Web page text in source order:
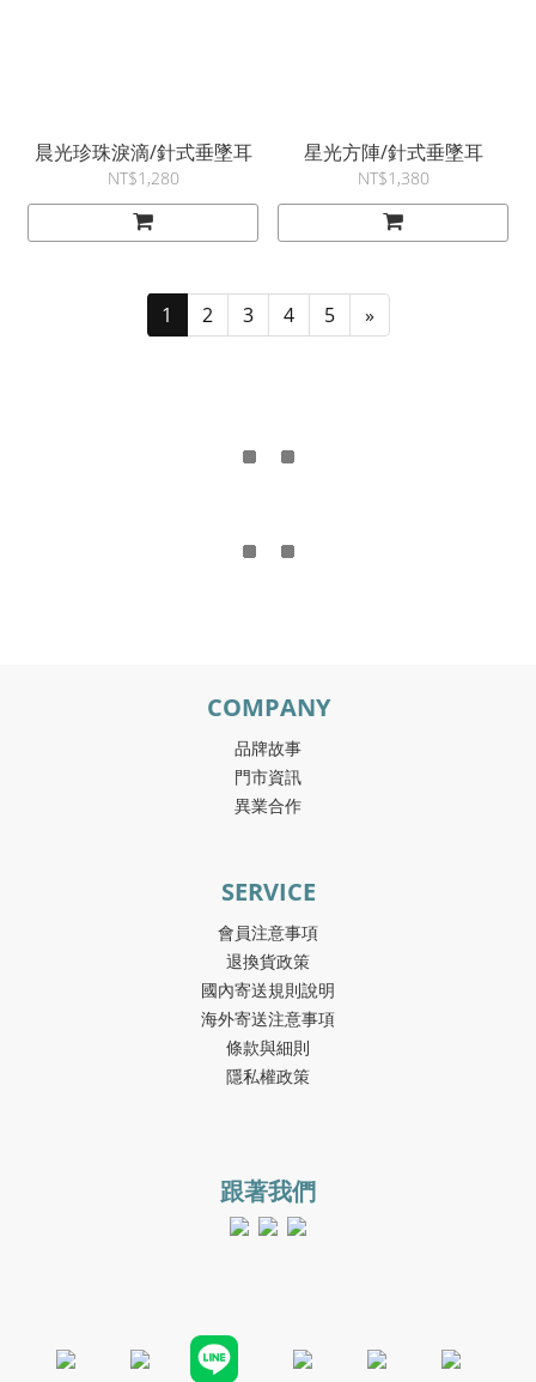
晨光珍珠淚滴/針式垂墜耳
NT$1,280
星光方陣/針式垂墜耳
NT$1,380
1 2 3 4 5 »
COMPANY
品牌故事
門市資訊
異業合作
SERVICE
會員注意事項
退換貨政策
國內寄送規則說明
海外寄送注意事項
條款與細則
隱私權政策
跟著我們